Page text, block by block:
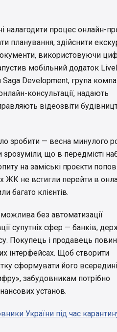
налагодити процес онлайн-
планування, здійснити
використовуючи
мобільний додаток
Development, група
консультації, надають
відеозвіти
зробити — весна минулого
що в передмісті
на заміські проєкти
ЖК не встигли перейти в
багато клієнтів.
без автоматизації
супутніх сфер — банків,
Покупець і продавець
інтерфейсах. Щоб створити
сформувати його всередині
забудовникам потрібно
установ.
України під час